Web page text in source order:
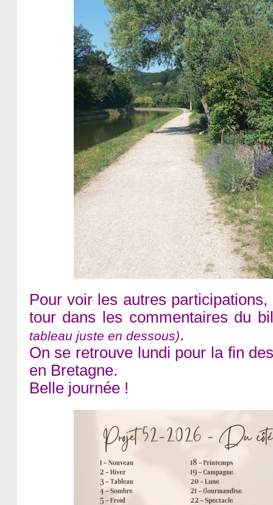
Pour voir les autres
tour dans les commentaires du
tableau juste en dessous).
On se retrouve lundi pour la fin
en Bretagne.
Belle journée !